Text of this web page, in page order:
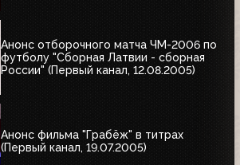
Анонс отборочного матча ЧМ-2006 по
футболу "Сборная Латвии - сборная
России" (Первый канал, 12.08.2005)
Анонс фильма "Грабёж" в титрах
(Первый канал, 19.07.2005)